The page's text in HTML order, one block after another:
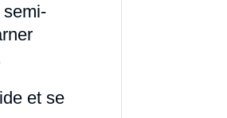
semi-
et se